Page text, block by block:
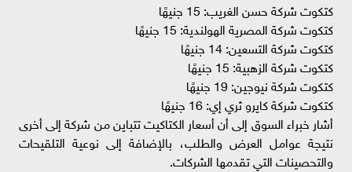
كتكوت شركة حسن الغريب: 15 جنيهًا
كتكوت شركة المصرية الهولندية: 15 جنيهًا
كتكوت شركة التسعين: 14 جنيهًا
كتكوت شركة الزهبية: 15 جنيهًا
كتكوت شركة نيوجين: 19 جنيهًا
كتكوت شركة كايرو ثري إي: 16 جنيهًا
أشار خبراء السوق إلى أن أسعار الكتاكيت تتباين من شركة إلى أخرى
نتيجة عوامل العرض والطلب، بالإضافة إلى نوعية التلقيحات
والتحصينات التي تقدمها الشركات.